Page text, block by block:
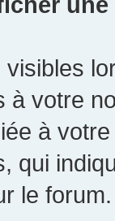
visibles
votre
à
qui
le